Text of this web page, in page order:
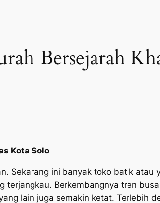
Bersejarah
Kota Solo
Sekarang ini banyak toko batik atau
Berkembangnya tren
lain juga semakin ketat. Terlebih